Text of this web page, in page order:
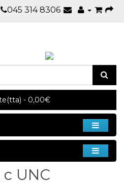
045 314 8306
- 0,00€
UNC